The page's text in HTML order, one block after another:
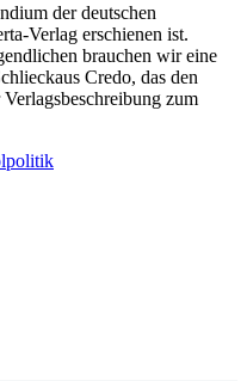
der deutschen
Verlag erschienen ist.
brauchen wir eine
Credo, das den
zum